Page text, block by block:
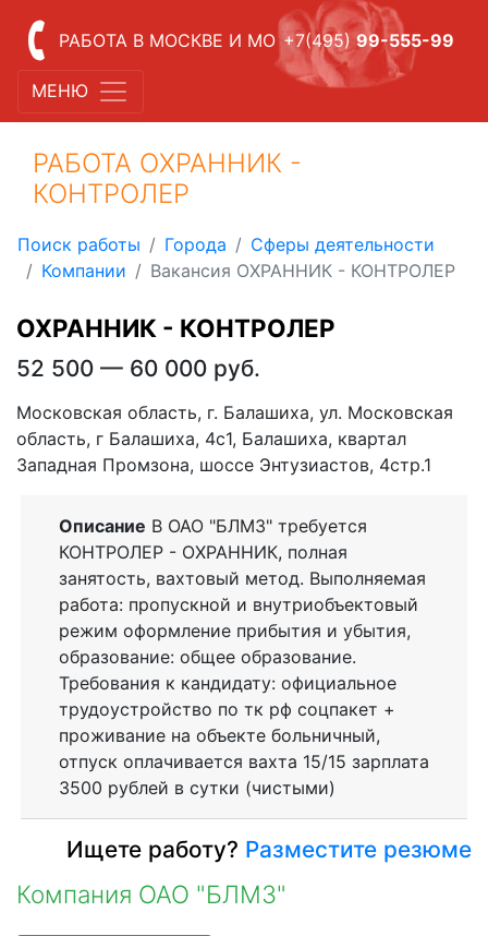
РАБОТА В МОСКВЕ И МО +7(495) 99-555-99
МЕНЮ
РАБОТА ОХРАННИК -
КОНТРОЛЕР
Поиск работы Города
Сферы деятельности
Компании
Вакансия ОХРАННИК - КОНТРОЛЕР
ОХРАННИК - КОНТРОЛЕР
52 500 — 60 000 руб.
Московская область, г. Балашиха, ул. Московская
область, г Балашиха, 4с1, Балашиха, квартал
Западная Промзона, шоссе Энтузиастов, 4стр.1
Описание В ОАО "БЛМЗ" требуется
КОНТРОЛЕР - ОХРАННИК, полная
занятость, вахтовый метод. Выполняемая
работа: пропускной и внутриобъектовый
режим оформление прибытия и убытия,
образование: общее образование.
Требования к кандидату: официальное
трудоустройство по тк рф соцпакет +
проживание на объекте больничный,
отпуск оплачивается вахта 15/15 зарплата
3500 рублей в сутки (чистыми)
Ищете работу? Разместите резюме
Компания ОАО "БЛМЗ"